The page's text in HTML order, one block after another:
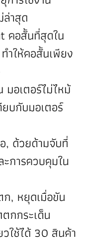
าสุด
คอสั้นที่สุดใน
ำให้คอสั้นเพียง
มอเตอร์ไม่ไหม้
ยบกับมอเตอร์
, ด้วยด้ามจับที่
การควบคุมใน
, หยุดเมื่อขัน
กกระเด็น
ใช้ได้ 30 สินค้า